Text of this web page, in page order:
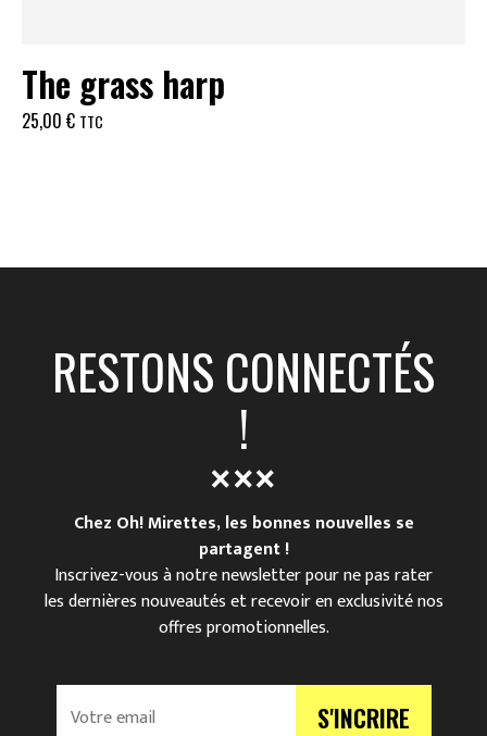
The grass harp
25,00 € TTC
RESTONS CONNECTÉS
!
Chez Oh! Mirettes, les bonnes nouvelles se
partagent !
Inscrivez-vous à notre newsletter pour ne pas rater
les dernières nouveautés et recevoir en exclusivité nos
offres promotionnelles.
V
S'INCRIRE